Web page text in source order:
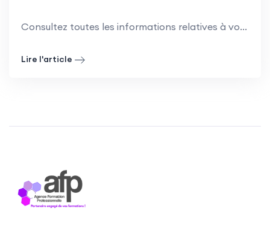
Consultez toutes les informations relatives à vo...
Lire l'article